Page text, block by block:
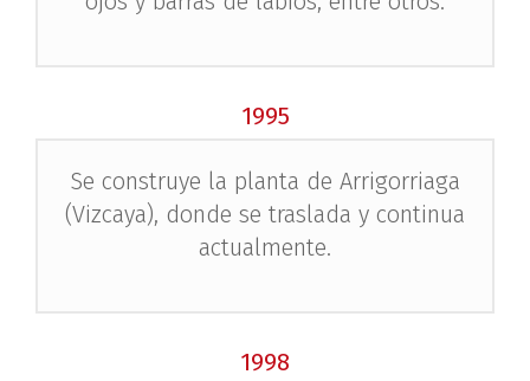
1995
Se construye la planta de Arrigorriaga
(Vizcaya), donde se traslada y continua
actualmente.
1998